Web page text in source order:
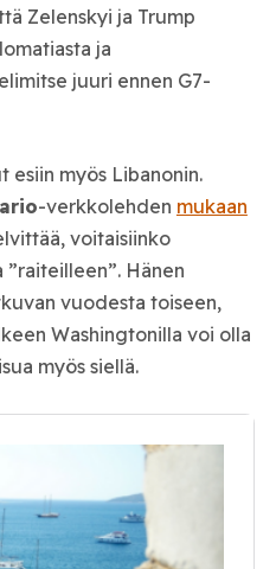
Zelenskyi ja Trump
ja
juuri ennen G7-
esiin myös Libanonin.
-verkkolehden mukaan
voitaisiinko
”raiteilleen”. Hänen
vuodesta toiseen,
Washingtonilla voi olla
myös siellä.